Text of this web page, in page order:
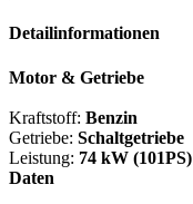
Detailinformationen
Motor & Getriebe
Kraftstoff: Benzin
Getriebe: Schaltgetriebe
Leistung: 74 kW (101PS)
Daten